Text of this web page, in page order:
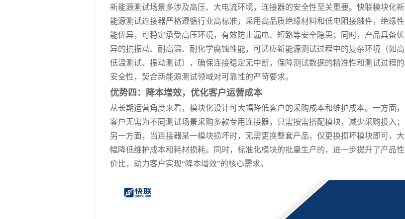
新能源测试场景多涉及高压、大电流环境，连接器的安全性至关重要。快联模块化新
能源测试连接器严格遵循行业高标准，采用高品质绝缘材料和低电阻接触件，绝缘性
能优异，可稳定承受高压环境，有效防止漏电、短路等安全隐患；同时，产品具备优
异的抗振动、耐高温、耐化学腐蚀性能，可适应新能源测试过程中的复杂环境（如高
低温测试、振动测试），确保连接稳定无中断，保障测试数据的精准性和测试过程的
安全性，契合新能源测试领域对可靠性的严苛要求。
优势四：降本增效，优化客户运营成本
从长期运营角度来看，模块化设计可大幅降低客户的采购成本和维护成本。一方面，
客户无需为不同测试场景采购多款专用连接器，只需按需搭配模块，减少采购投入；
另一方面，当连接器某一模块损坏时，无需更换整套产品，仅更换损坏模块即可，大
幅降低维护成本和耗材损耗。同时，标准化模块的批量生产的，进一步提升了产品性
价比，助力客户实现“降本增效”的核心需求。